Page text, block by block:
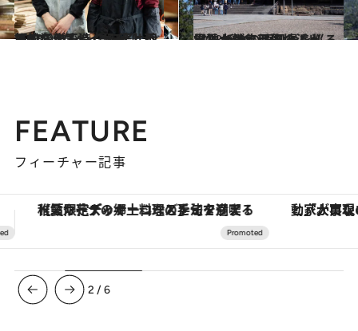
2023.9.20
【松江・玉造 湯町窯】目玉焼きがふっくら仕上がる “エッグベイカー”は不朽の名作
旅＆お出かけ 2023.9.16
【神々が集う聖地・出雲】 祈りの原風景を巡る出雲大社、稲佐の浜へ
旅＆お出かけ
FEATURE
フィーチャー記事
「大事なのは地域の意識を変えること」。ロレックス賞受賞の自然保護活動家が実現させたナイジェリアの自然環境の復活 ヴァシュロン・コンスタンタ
3 /6